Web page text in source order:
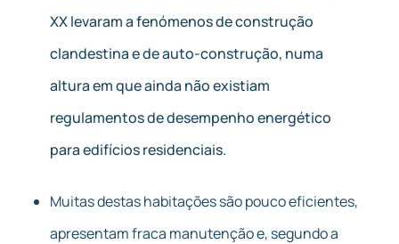
XX levaram a fenómenos de construção
clandestina e de auto-construção, numa
altura em que ainda não existiam
regulamentos de desempenho energético
para edifícios residenciais.
Muitas destas habitações são pouco eficientes,
apresentam fraca manutenção e, segundo a